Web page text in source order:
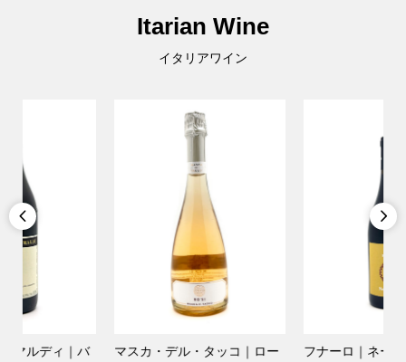
Itarian Wine
イタリアワイン

フナーロ｜ネーロ・ダーヴォ
ヴィベルティ・ジョヴァンニ
